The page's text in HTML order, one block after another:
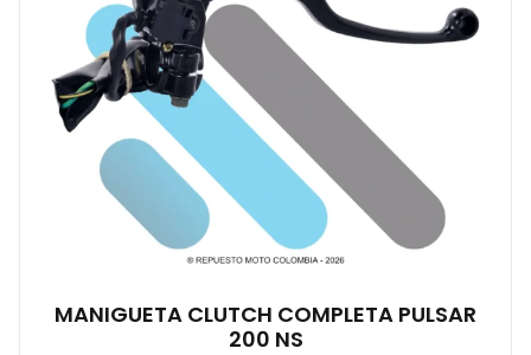
MANIGUETA CLUTCH COMPLETA PULSAR
200 NS